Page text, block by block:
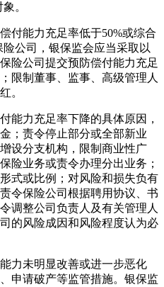
。
能力充足率低于50%或综合
公司，银保监会应当采取以
险公司提交预防偿付能力充足
限制董事、监事、高级管理人
。
力充足率下降的具体原因，
；责令停止部分或全部新业
设分支机构，限制商业性广
险业务或责令办理分出业务；
式或比例；对风险和损失负有
令保险公司根据聘用协议、书
调整公司负责人及有关管理人
的风险成因和风险程度认为必
未明显改善或进一步恶化
申请破产等监管措施。银保监